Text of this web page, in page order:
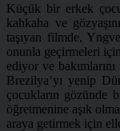
Küçük bir erkek
kahkaha ve
taşıyan filmde,
onunla geçirmeleri
ediyor ve
Brezilya’yı yenip
çocukların gözünde
öğretmenine aşık
araya getirmek için